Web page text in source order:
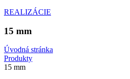
REALIZÁCIE
15 mm
Úvodná stránka
Produkty
15 mm